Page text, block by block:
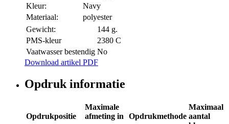
Kleur:
Navy
Materiaal:
polyester
Gewicht:
144 g.
PMS-kleur
2380 C
Vaatwasser bestendig No
Download artikel PDF
Opdruk informatie
Opdrukpositie
Maximale
afmeting in
Opdrukmethode
Maximaal
aantal